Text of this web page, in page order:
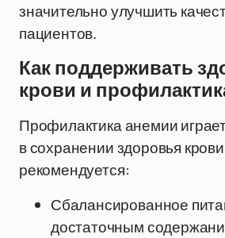
значительно улучшить
пациентов.
Как поддерживать
крови и
Профилактика анемии
в сохранении здоровья
рекомендуется:
Сбалансированное
достаточным